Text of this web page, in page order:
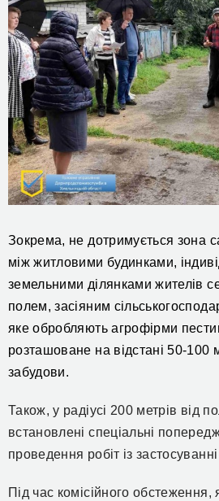
Зокрема, не дотримується зона
між житловими будинками,
земельними ділянками жителів с
полем, засіяним
яке обробляють агрофірми
розташоване на відстані 50-100
забудови.
Також, у радіусі 200 метрів від
встановлені спеціальні
проведення робіт із
Під час комісійного обстеження,